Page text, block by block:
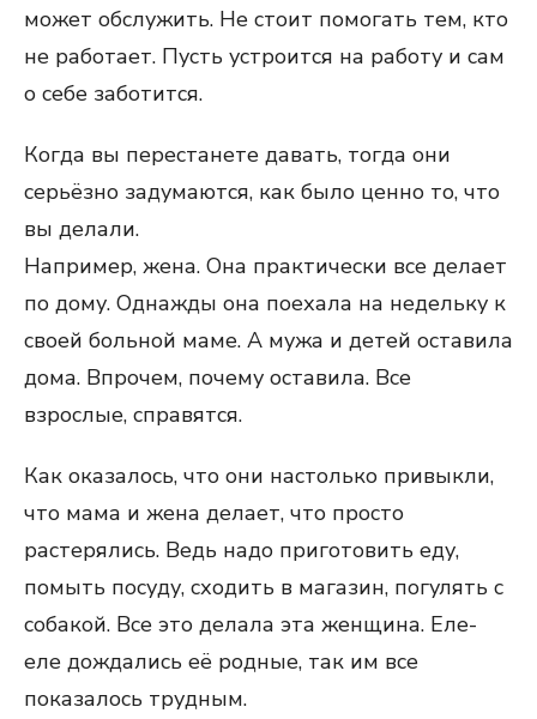
может обслужить. Не стоит помогать тем, кто
не работает. Пусть устроится на работу и сам
о себе заботится.
Когда вы перестанете давать, тогда они
серьёзно задумаются, как было ценно то, что
вы делали.
Например, жена. Она практически все делает
по дому. Однажды она поехала на недельку к
своей больной маме. А мужа и детей оставила
дома. Впрочем, почему оставила. Все
взрослые, справятся.
Как оказалось, что они настолько привыкли,
что мама и жена делает, что просто
растерялись. Ведь надо приготовить еду,
помыть посуду, сходить в магазин, погулять с
собакой. Все это делала эта женщина. Еле-
еле дождались её родные, так им все
показалось трудным.